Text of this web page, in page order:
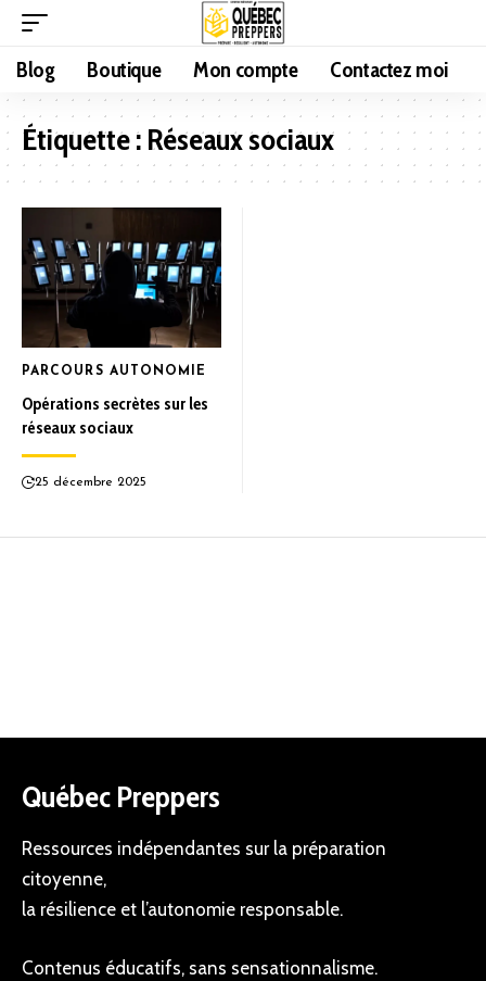
Blog Boutique Mon compte Contactez moi
Étiquette : Réseaux sociaux
PARCOURS AUTONOMIE
Opérations secrètes sur les
réseaux sociaux
25 décembre 2025
Québec Preppers
Ressources indépendantes sur la préparation
citoyenne,
la résilience et l’autonomie responsable.
Contenus éducatifs, sans sensationnalisme.